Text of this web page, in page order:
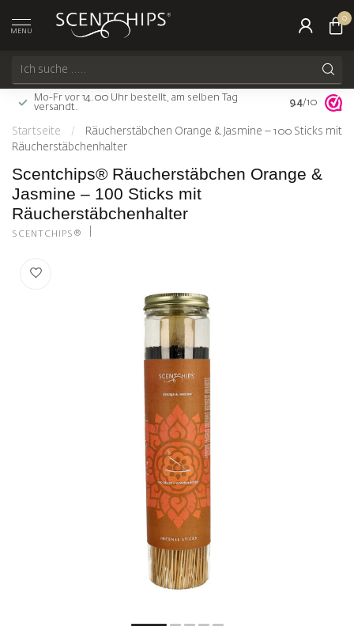
MENU
0
Mo-Fr vor 14.00 Uhr bestellt, am selben Tag
versandt.
Gratis
9.4/10
Startseite /
Räucherstäbchen Orange & Jasmine – 100 Sticks mit
Räucherstäbchenhalter
Scentchips® Räucherstäbchen Orange &
Jasmine – 100 Sticks mit
Räucherstäbchenhalter
SCENTCHIPS®